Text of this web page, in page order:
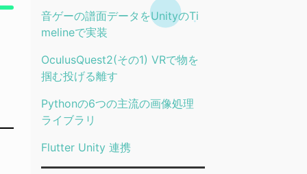
音ゲーの譜面データをUnityのTi
melineで実装
OculusQuest2(その1) VRで物を
掴む投げる離す
Pythonの6つの主流の画像処理
ライブラリ
Flutter Unity 連携